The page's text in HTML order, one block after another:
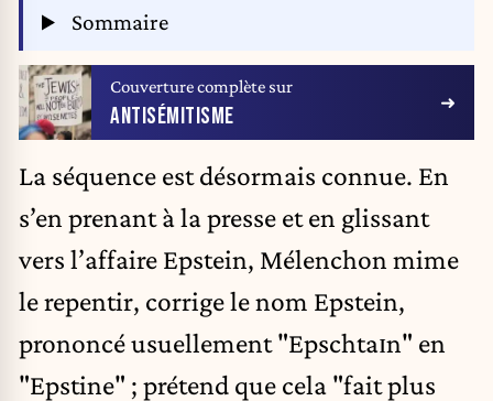
Sommaire
Couverture complète sur
ANTISÉMITISME
La séquence est désormais connue. En
s’en prenant à la presse et en glissant
vers l’affaire Epstein, Mélenchon mime
le repentir, corrige le nom Epstein,
prononcé usuellement "Epschtaɪn" en
"Epstine" ; prétend que cela "fait plus